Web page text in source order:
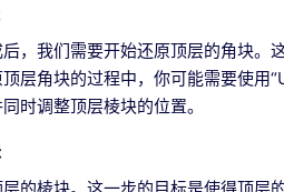
，我们需要开始还原顶层的角块
层角块的过程中，你可能需要使用
时调整顶层棱块的位置。